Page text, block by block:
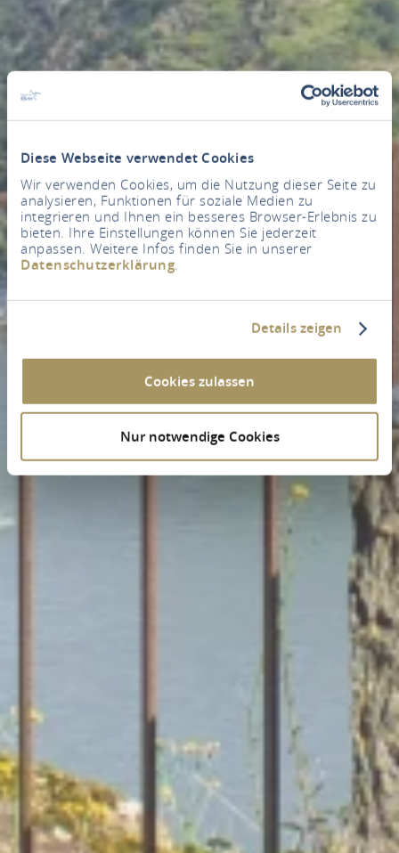
Diese Webseite verwendet Cookies
Wir verwenden Cookies, um die Nutzung dieser Seite zu
analysieren, Funktionen für soziale Medien zu
integrieren und Ihnen ein besseres Browser-Erlebnis zu
bieten. Ihre Einstellungen können Sie jederzeit
anpassen. Weitere Infos finden Sie in unserer
Datenschutzerklärung.
Details zeigen
Cookies zulassen
Nur notwendige Cookies